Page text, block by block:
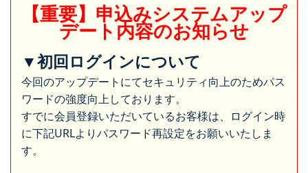
【重要】申込みシステムアップ
デート内容のお知らせ
▼初回ログインについて
今回のアップデートにてセキュリティ向上のためパス
ワードの強度向上しております。
すでに会員登録いただいているお客様は、ログイン時
に下記URLよりパスワード再設定をお願いいたしま
す。